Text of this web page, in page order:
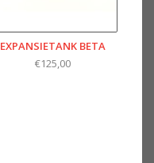
EXPANSIETANK BETA
€125,00